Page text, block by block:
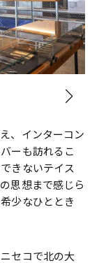
、インターコン
ーも訪れるこ
きないテイス
思想まで感じら
少なひととき
セコで北の大